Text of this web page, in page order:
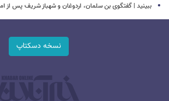
ببینید | گفتگوی بن سلمان، اردوغان و شهباز شریف پس از
نسخه دسکتاپ